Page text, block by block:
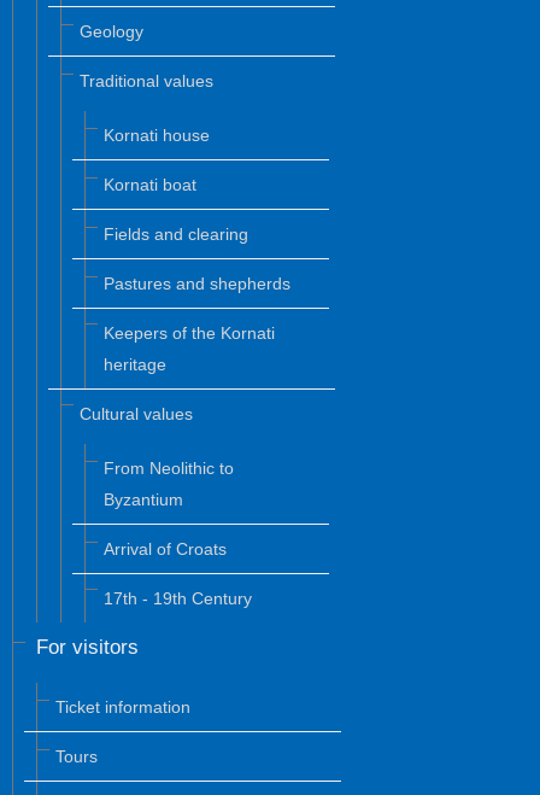
Geology
Traditional values
Kornati house
Kornati boat
Fields and clearing
Pastures and shepherds
Keepers of the Kornati
heritage
Cultural values
From Neolithic to
Byzantium
Arrival of Croats
17th - 19th Century
For visitors
Ticket information
Tours